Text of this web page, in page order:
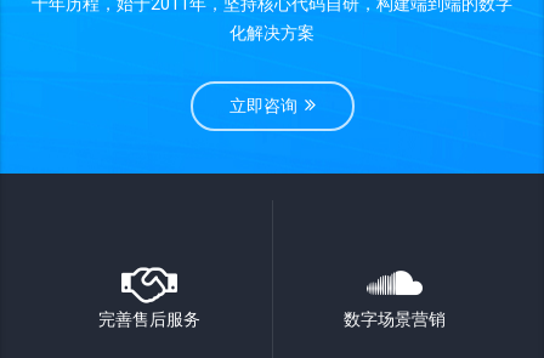
化解决方案
立即咨询
完善售后服务 数字场景营销